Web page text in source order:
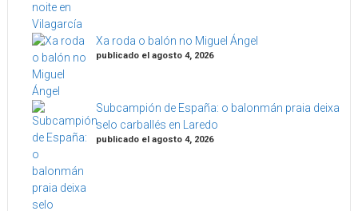
Xa roda o balón no Miguel Ángel
publicado el agosto 4, 2026
Subcampión de España: o balonmán praia deixa
selo carballés en Laredo
publicado el agosto 4, 2026